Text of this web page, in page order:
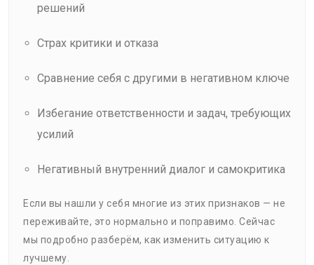
решений
Страх критики и отказа
Сравнение себя с другими в негативном ключе
Избегание ответственности и задач, требующих
усилий
Негативный внутренний диалог и самокритика
Если вы нашли у себя многие из этих признаков — не
переживайте, это нормально и поправимо. Сейчас
мы подробно разберём, как изменить ситуацию к
лучшему.